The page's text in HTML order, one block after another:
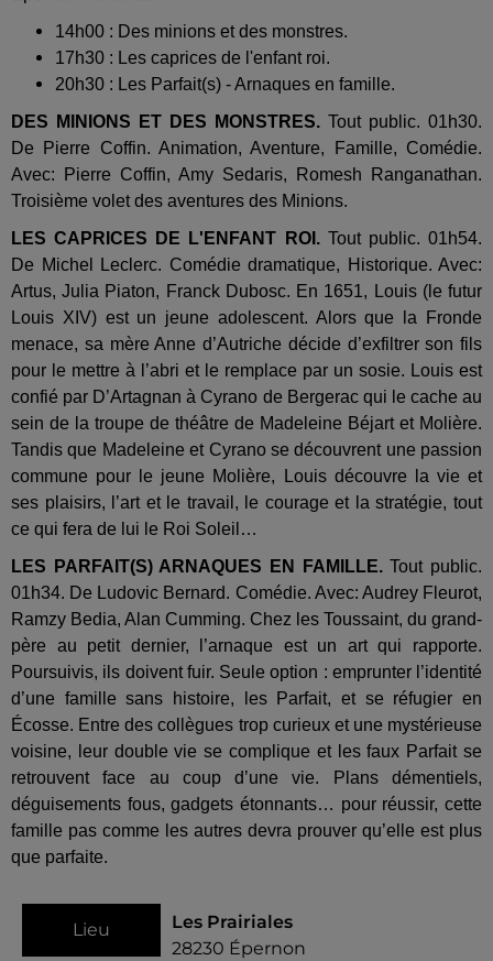
14h00 : Des minions et des monstres.
17h30 : Les caprices de l'enfant roi.
20h30 : Les Parfait(s) - Arnaques en famille.
DES MINIONS ET DES MONSTRES. Tout public. 01h30.
De Pierre Coffin. Animation, Aventure, Famille, Comédie.
Avec: Pierre Coffin, Amy Sedaris, Romesh Ranganathan.
Troisième volet des aventures des Minions.
LES CAPRICES DE L'ENFANT ROI.Tout public. 01h54.
De Michel Leclerc. Comédie dramatique, Historique. Avec:
Artus, Julia Piaton, Franck Dubosc. En 1651, Louis (le futur
Louis XIV) est un jeune adolescent. Alors que la Fronde
menace, sa mère Anne d’Autriche décide d’exfiltrer son fils
pour le mettre à l’abri et le remplace par un sosie. Louis est
confié par D’Artagnan à Cyrano de Bergerac qui le cache au
sein de la troupe de théâtre de Madeleine Béjart et Molière.
Tandis que Madeleine et Cyrano se découvrent une passion
commune pour le jeune Molière, Louis découvre la vie et
ses plaisirs, l’art et le travail, le courage et la stratégie, tout
ce qui fera de lui le Roi Soleil…
LES PARFAIT(S) ARNAQUES EN FAMILLE.Tout public.
01h34. De Ludovic Bernard. Comédie. Avec: Audrey Fleurot,
Ramzy Bedia, Alan Cumming. Chez les Toussaint, du grand-
père au petit dernier, l’arnaque est un art qui rapporte.
Poursuivis, ils doivent fuir. Seule option : emprunter l’identité
d’une famille sans histoire, les Parfait, et se réfugier en
Écosse. Entre des collègues trop curieux et une mystérieuse
voisine, leur double vie se complique et les faux Parfait se
retrouvent face au coup d’une vie. Plans démentiels,
déguisements fous, gadgets étonnants… pour réussir, cette
famille pas comme les autres devra prouver qu’elle est plus
que parfaite.
Lieu
Les Prairiales
28230 Épernon